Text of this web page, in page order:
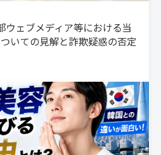
ウェブメディア等における当
いての見解と詐欺疑惑の否定